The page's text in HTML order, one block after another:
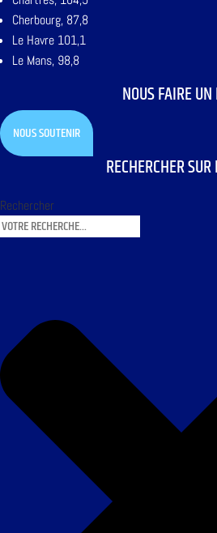
Cherbourg, 87,8
Le Havre 101,1
Le Mans, 98,8
NOUS FAIRE
NOUS SOUTENIR
RECHERCHER
Rechercher